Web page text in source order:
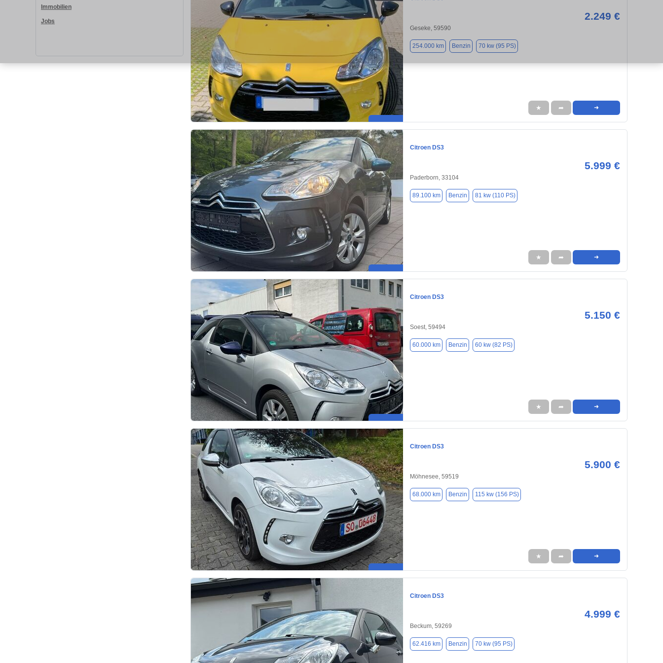
Immobilien
Jobs 2.249 €
Geseke, 59590
254.000 km Benzin 70 kw (95 PS)
★ ➦ ➜
Citroen DS3
5.999 €
Paderborn, 33104
89.100 km Benzin 81 kw (110 PS)
★ ➦ ➜
Citroen DS3
5.150 €
Soest, 59494
60.000 km Benzin 60 kw (82 PS)
★ ➦ ➜
Citroen DS3
5.900 €
Möhnesee, 59519
68.000 km Benzin 115 kw (156 PS)
★ ➦ ➜
Citroen DS3
4.999 €
Beckum, 59269
62.416 km Benzin 70 kw (95 PS)